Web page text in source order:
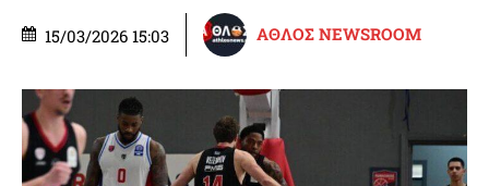
15/03/2026 15:03 ΑΘΛΟΣ NEWSROOM